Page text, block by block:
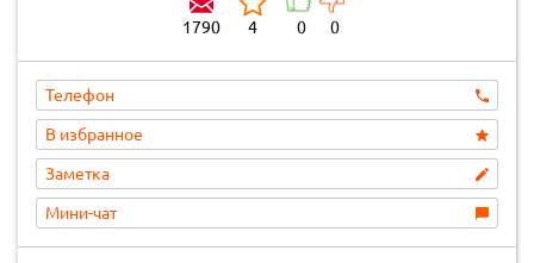
1790 4 0 0
Телефон
В избранное
Заметка
Мини-чат